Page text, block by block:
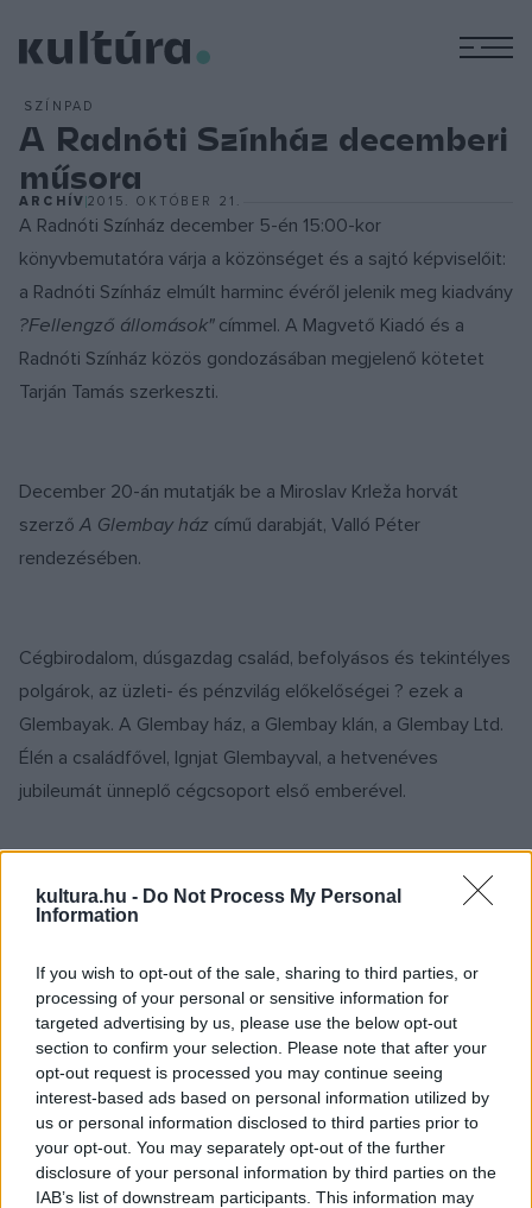
kultura.hu - Do Not Process My Personal
Information
If you wish to opt-out of the sale, sharing to third parties, or
processing of your personal or sensitive information for
targeted advertising by us, please use the below opt-out
section to confirm your selection. Please note that after your
opt-out request is processed you may continue seeing
interest-based ads based on personal information utilized by
us or personal information disclosed to third parties prior to
your opt-out. You may separately opt-out of the further
disclosure of your personal information by third parties on the
IAB’s list of downstream participants. This information may
SZÍNPAD
A Radnóti Színház decemberi
műsora
ARCHÍV2015. OKTÓBER 21.
A Radnóti Színház december 5-én 15:00-kor
könyvbemutatóra várja a közönséget és a sajtó képviselőit:
a Radnóti Színház elmúlt harminc évéről jelenik meg kiadvány
?Fellengző állomások"címmel. A Magvető Kiadó és a
Radnóti Színház közös gondozásában megjelenő kötetet
Tarján Tamás szerkeszti.
December 20-án mutatják be a Miroslav Krleža horvát
szerzőA Glembay ház című darabját, Valló Péter
rendezésében.
Cégbirodalom, dúsgazdag család, befolyásos és tekintélyes
polgárok, az üzleti- és pénzvilág előkelőségei ? ezek a
Glembayak. A Glembay ház, a Glembay klán, a Glembay Ltd.
Élén a családfővel, Ignjat Glembayval, a hetvenéves
jubileumát ünneplő cégcsoport első emberével.
Egyetlen családtag van, aki nem tudja átadni magát az
házasságából született fia, aki a művészetet választotta az
üzleti karrier helyett, és amikor hosszú idő után most újra
találkozik apjával és a családdal, egyre kevésbé képes
magában tartani mindazt, amit a rokonokról, az üzleti és
családi titkokról, no meg: apja jelenlegi és jóval fiatalabb
feleségéről tud.